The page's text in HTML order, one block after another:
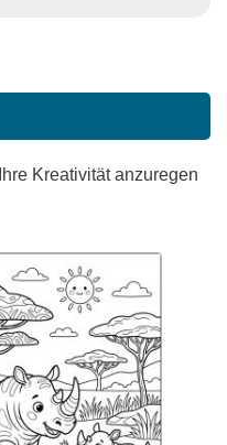
Kreativität anzuregen